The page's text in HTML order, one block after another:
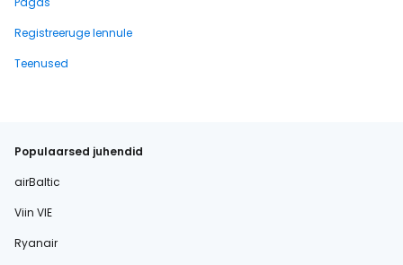
Registreeruge lennule
Teenused
Populaarsed juhendid
airBaltic
Viin VIE
Ryanair